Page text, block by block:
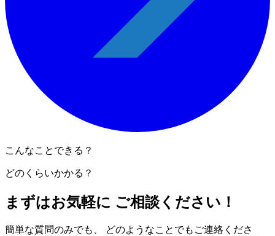
こんなことできる？
どのくらいかかる？
まずはお気軽に ご相談ください！
簡単な質問のみでも、 どのようなことでもご連絡くださ